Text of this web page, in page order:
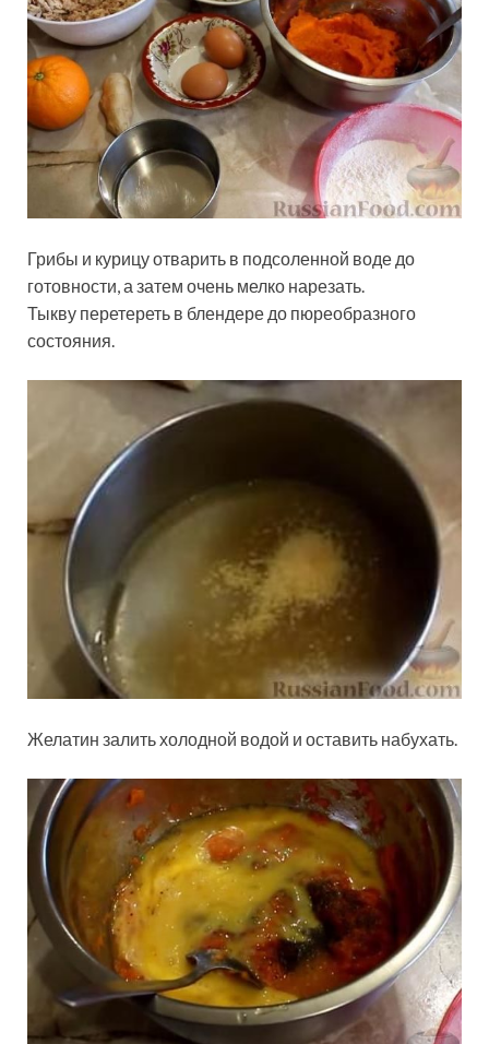
Грибы и курицу отварить в подсоленной воде до
готовности, а затем очень мелко нарезать.
Тыкву перетереть в блендере до пюреобразного
состояния.
Желатин залить холодной водой и оставить набухать.